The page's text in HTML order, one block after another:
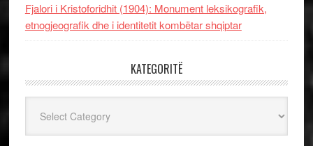
Fjalori i Kristoforidhit (1904): Monument leksikografik,
etnogjeografik dhe i identitetit kombëtar shqiptar
KATEGORITË